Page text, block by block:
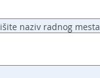
naziv radnog mesta